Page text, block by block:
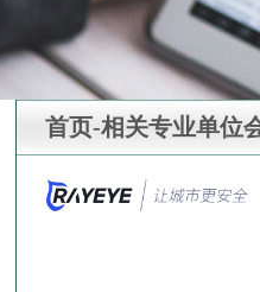
首页-相关专业单位